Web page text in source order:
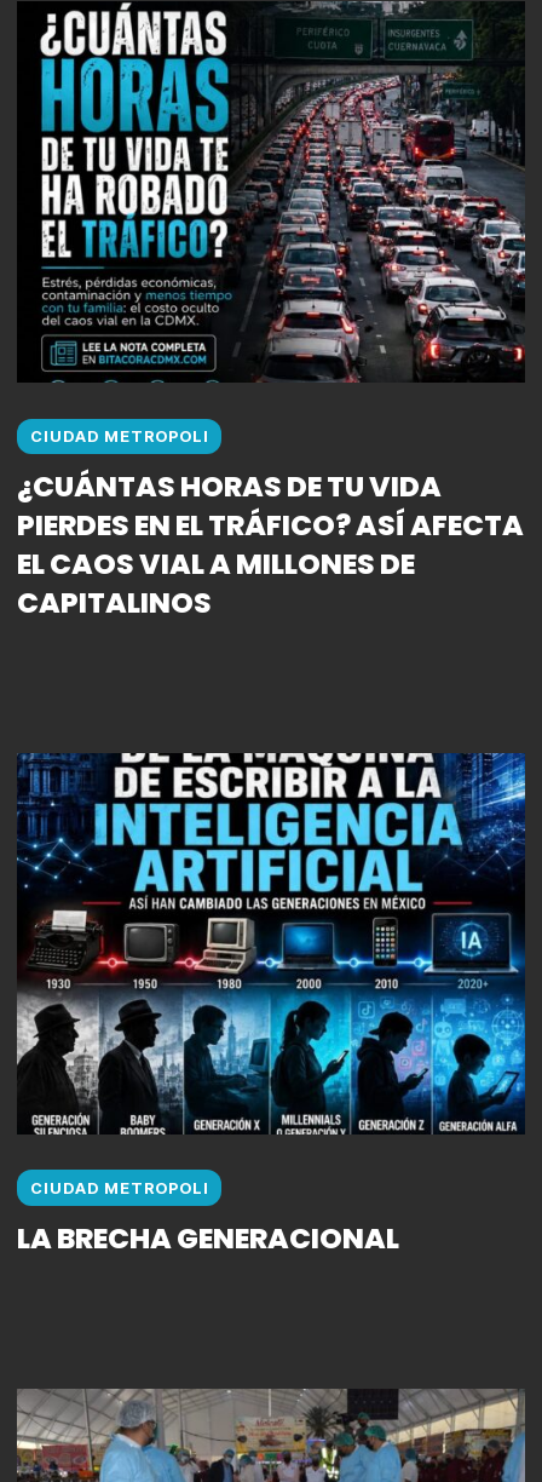
CIUDAD METROPOLI
¿CUÁNTAS HORAS DE TU VIDA
PIERDES EN EL TRÁFICO? ASÍ AFECTA
EL CAOS VIAL A MILLONES DE
CAPITALINOS
CIUDAD METROPOLI
LA BRECHA GENERACIONAL